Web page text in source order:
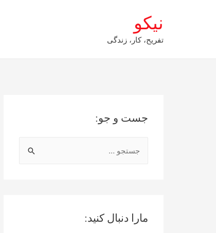
نیکو
تفریح، کار، زندگی
جست و جو:
بمارا دنبال کنید: